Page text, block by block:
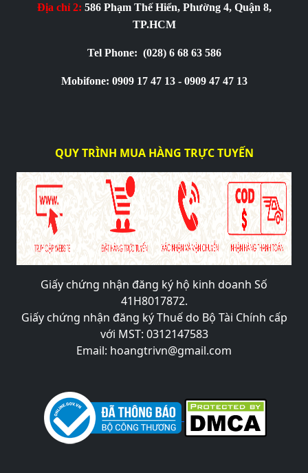
Địa chỉ 2: 586 Phạm Thế Hiển, Phường 4, Quận 8,
TP.HCM
Tel Phone: (028) 6 68 63 586
Mobifone: 0909 17 47 13 - 0909 47 47 13
QUY TRÌNH MUA HÀNG TRỰC TUYẾN
Giấy chứng nhận đăng ký hộ kinh doanh Số
41H8017872.
Giấy chứng nhận đăng ký Thuế do Bộ Tài Chính cấp
với MST: 0312147583
Email: hoangtrivn@gmail.com